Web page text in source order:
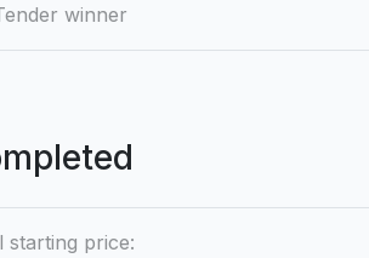
winner
starting price: